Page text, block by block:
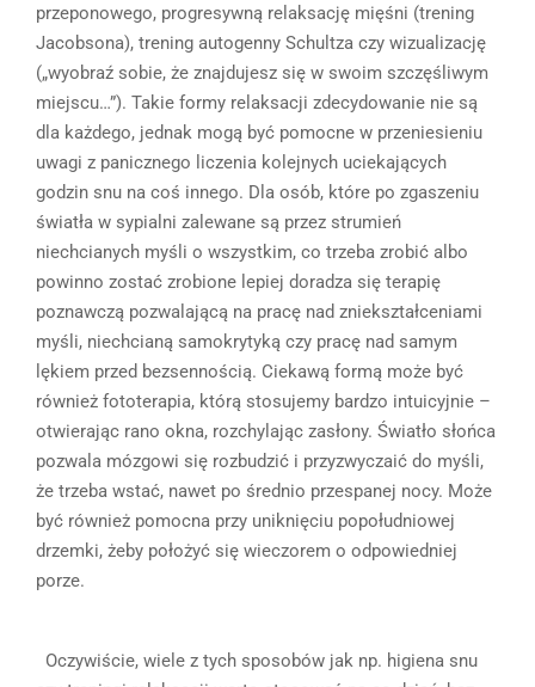
przeponowego, progresywną relaksację mięśni (trening
Jacobsona), trening autogenny Schultza czy wizualizację
(„wyobraź sobie, że znajdujesz się w swoim szczęśliwym
miejscu…”). Takie formy relaksacji zdecydowanie nie są
dla każdego, jednak mogą być pomocne w przeniesieniu
uwagi z panicznego liczenia kolejnych uciekających
godzin snu na coś innego. Dla osób, które po zgaszeniu
światła w sypialni zalewane są przez strumień
niechcianych myśli o wszystkim, co trzeba zrobić albo
powinno zostać zrobione lepiej doradza się terapię
poznawczą pozwalającą na pracę nad zniekształceniami
myśli, niechcianą samokrytyką czy pracę nad samym
lękiem przed bezsennością. Ciekawą formą może być
również fototerapia, którą stosujemy bardzo intuicyjnie –
otwierając rano okna, rozchylając zasłony. Światło słońca
pozwala mózgowi się rozbudzić i przyzwyczaić do myśli,
że trzeba wstać, nawet po średnio przespanej nocy. Może
być również pomocna przy uniknięciu popołudniowej
drzemki, żeby położyć się wieczorem o odpowiedniej
porze.
Oczywiście, wiele z tych sposobów jak np. higiena snu